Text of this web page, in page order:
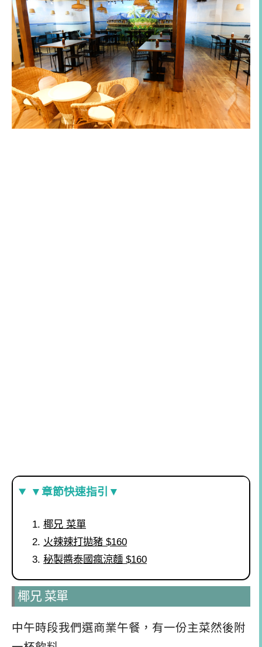
▼章節快速指引▼
椰兄 菜單
火辣辣打拋豬 $160
秘製醬泰國瘋涼麵 $160
椰兄 菜單
中午時段我們選商業午餐，有一份主菜然後附